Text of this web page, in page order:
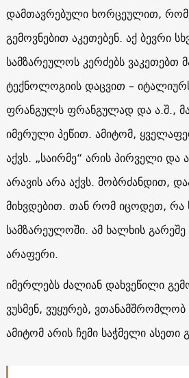
დამთავრებული ხორცეულით,
გემოვნებით აკეთებენ. აქ ბევრი
სამზარეულოს კერძებს ვაკეთებთ
ტექნოლოგიის დაცვით –
ფრანგულს ფრანგულად და ა.შ.,
იმერული პეწით. ამიტომ,
აქვს. „საირმე“ არის პირველი და
არავის არა აქვს. მობრძანდით,
მიხვდებით. თან რომ იცოდეთ, რა
სამზარეულოში. ამ ხალხის
არაფერი.
იმერლებს ძალიან დახვეწილი
ვუსმენ, ვუყურებ,
ამიტომ არის ჩემი საჭმელი ასეთი